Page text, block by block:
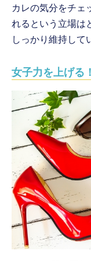
カレの気分をチェ
れるという立場は
しっかり維持して
女子力を上げる！